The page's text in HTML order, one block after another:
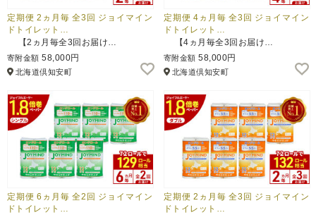
定期便 2ヵ月毎 全3回 ジョイマイン
ドトイレット…
【2ヵ月毎全3回お届け…
寄附金額 58,000円
北海道倶知安町
定期便 4ヵ月毎 全3回 ジョイマイン
ドトイレット…
【4ヵ月毎全3回お届け…
寄附金額 58,000円
北海道倶知安町
定期便 6ヵ月毎 全2回 ジョイマイン
ドトイレット…
定期便 2ヵ月毎 全3回 ジョイマイン
ドトイレット…